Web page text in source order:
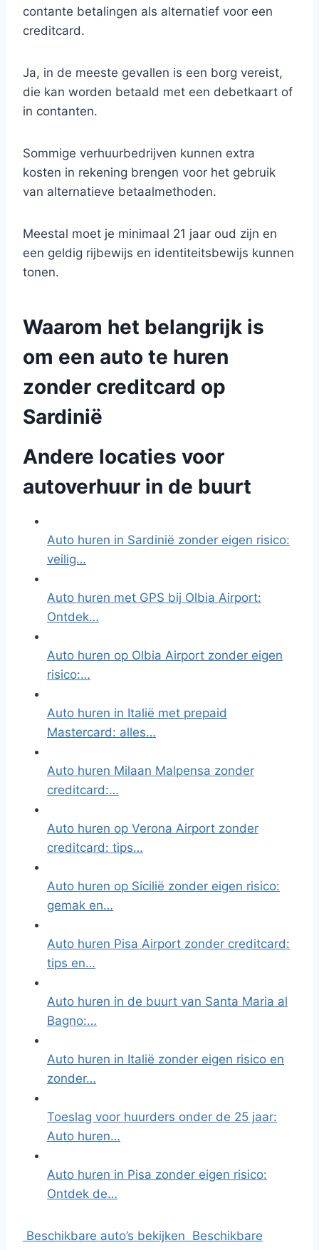
contante betalingen als alternatief voor een
creditcard.
Ja, in de meeste gevallen is een borg vereist,
die kan worden betaald met een debetkaart of
in contanten.
Sommige verhuurbedrijven kunnen extra
kosten in rekening brengen voor het gebruik
van alternatieve betaalmethoden.
Meestal moet je minimaal 21 jaar oud zijn en
een geldig rijbewijs en identiteitsbewijs kunnen
tonen.
Waarom het belangrijk is
om een auto te huren
zonder creditcard op
Sardinië
Andere locaties voor
autoverhuur in de buurt
Auto huren in Sardinië zonder eigen risico:
veilig…
Auto huren met GPS bij Olbia Airport:
Ontdek…
Auto huren op Olbia Airport zonder eigen
risico:…
Auto huren in Italië met prepaid
Mastercard: alles…
Auto huren Milaan Malpensa zonder
creditcard:…
Auto huren op Verona Airport zonder
creditcard: tips…
Auto huren op Sicilië zonder eigen risico:
gemak en…
Auto huren Pisa Airport zonder creditcard:
tips en…
Auto huren in de buurt van Santa Maria al
Bagno:…
Auto huren in Italië zonder eigen risico en
zonder…
Toeslag voor huurders onder de 25 jaar:
Auto huren…
Auto huren in Pisa zonder eigen risico:
Ontdek de…
Beschikbare auto’s bekijken Beschikbare